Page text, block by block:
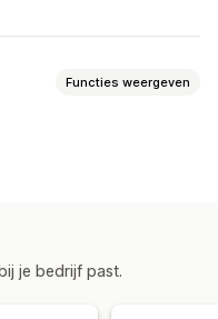
Functies weergeven
je bedrijf past.